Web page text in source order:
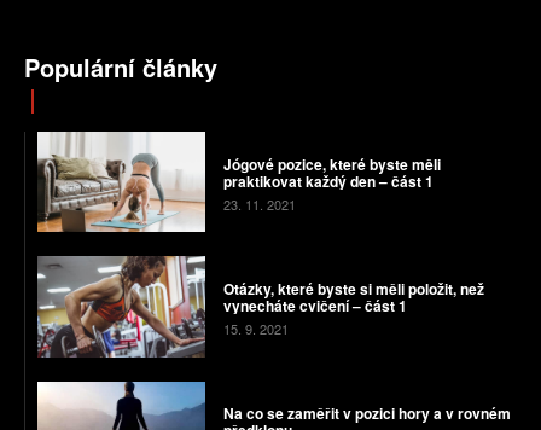
Populární články
Jógové pozice, které byste měli
praktikovat každý den – část 1
23. 11. 2021
Otázky, které byste si měli položit, než
vynecháte cvičení – část 1
15. 9. 2021
Na co se zaměřit v pozici hory a v rovném